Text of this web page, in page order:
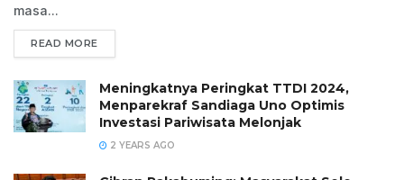
masa...
READ MORE
Meningkatnya Peringkat TTDI 2024,
Menparekraf Sandiaga Uno Optimis
Investasi Pariwisata Melonjak
2 YEARS AGO